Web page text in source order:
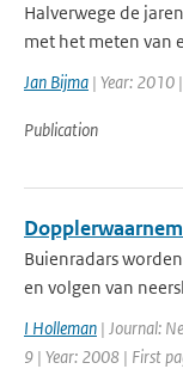
Halverwege de
met het meten van
Jan Bijma | Year: 2010
Publication
Buienradars
en volgen van
I Holleman | Journal:
9 | Year: 2008 | First